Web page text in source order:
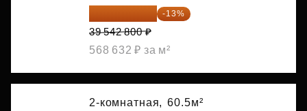
34 402 236 ₽ -13%
39 542 800 ₽
568 632 ₽ за м²
2-комнатная, 60.5м²